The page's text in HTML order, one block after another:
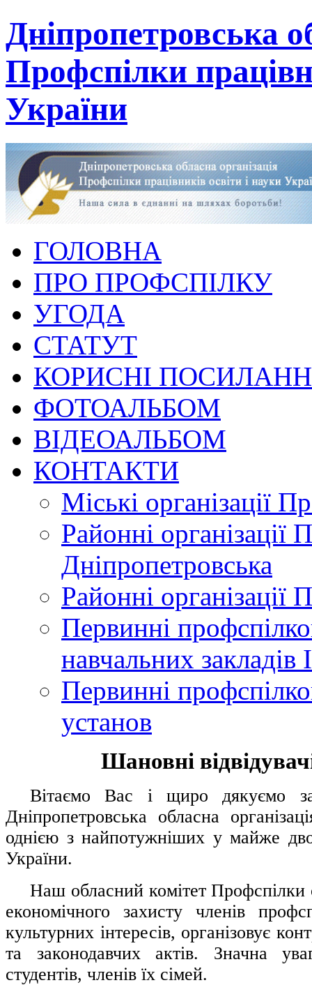
Дніпропетровська
Профспілки
України
ГОЛОВНА
ПРО ПРОФСПІЛКУ
УГОДА
СТАТУТ
КОРИСНІ
ФОТОАЛЬБОМ
ВІДЕОАЛЬБОМ
КОНТАКТИ
Міські організації
Районні організації
Дніпропетровська
Районні організації
Первинні
навчальних закладів
Первинні
установ
Шановні
Вітаємо Вас і щиро дякуємо за
Дніпропетровська обласна
однією з найпотужніших у майже
України.
Наш обласний комітет Профспілки
економічного захисту членів
культурних інтересів, організовує
та законодавчих актів. Значна
студентів, членів їх сімей.